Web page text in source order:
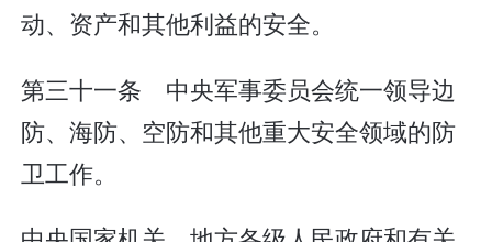
动、资产和其他利益的安全。
第三十一条 中央军事委员会统一领导边
防、海防、空防和其他重大安全领域的防
卫工作。